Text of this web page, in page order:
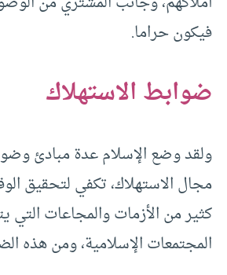
فيكون حراما.
ضوابط الاستهلاك
ولقد وضع الإسلام عدة مبادئ
مجال الاستهلاك، تكفي لتحقيق
كثير من الأزمات والمجاعات التي
المجتمعات الإسلامية، ومن هذه